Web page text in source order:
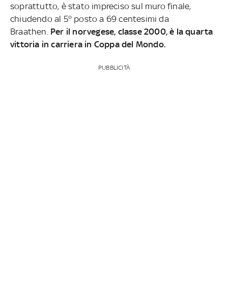
soprattutto, è stato impreciso sul muro finale,
chiudendo al 5° posto a 69 centesimi da
Braathen. Per il norvegese, classe 2000, è la quarta
vittoria in carriera in Coppa del Mondo.
PUBBLICITÀ